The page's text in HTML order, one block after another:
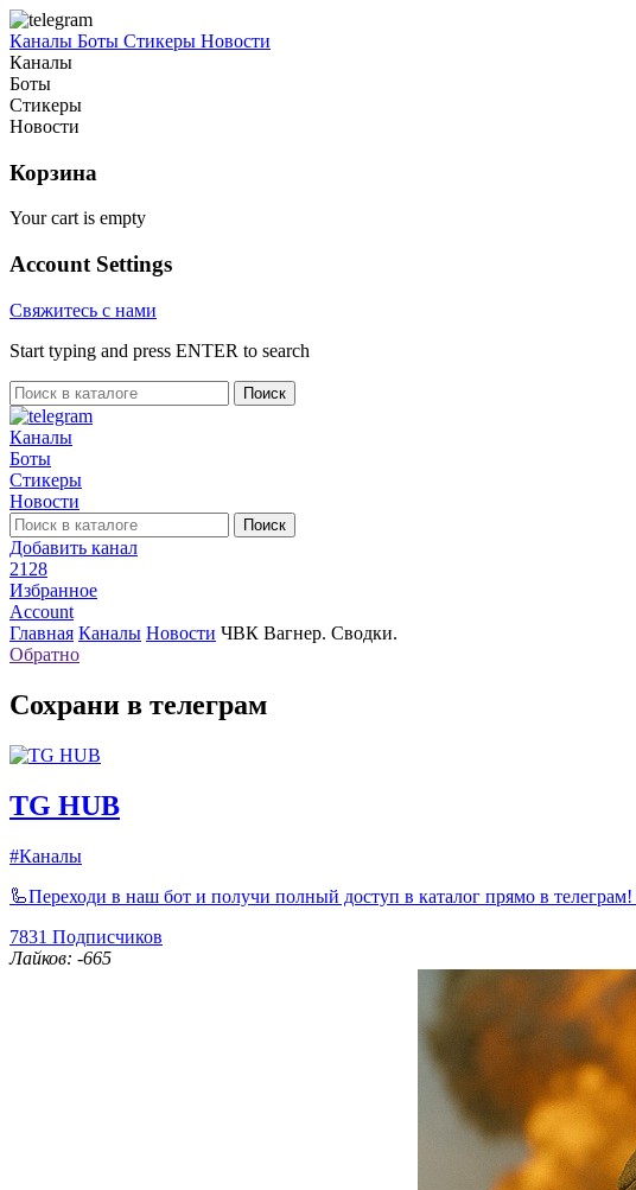
Каналы Боты Стикеры Новости
Каналы
Боты
Стикеры
Новости
Корзина
Your cart is empty
Account Settings
Свяжитесь с нами
Start typing and press ENTER to search
Поиск
Каналы
Боты
Стикеры
Новости
Поиск
Добавить канал
2128
Избранное
Account
Главная Каналы Новости ЧВК Вагнер. Сводки.
Обратно
Сохрани в телеграм
TG HUB
#Каналы
🦾Переходи в наш бот и получи полный доступ в каталог прямо в
7831 Подписчиков
Лайков: -665